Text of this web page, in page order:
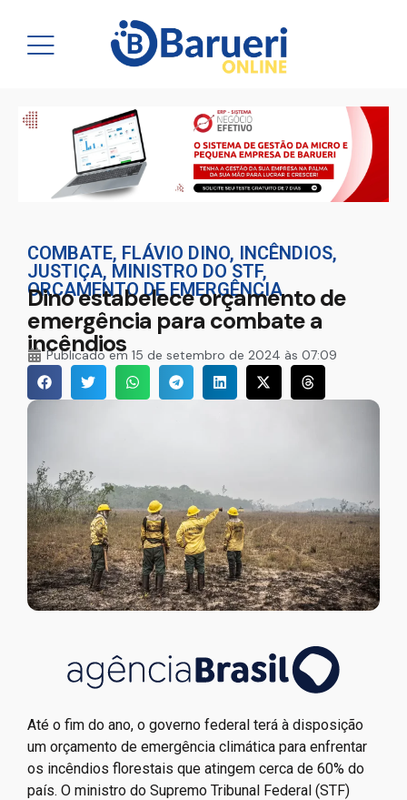
COMBATE, FLÁVIO DINO, INCÊNDIOS,
JUSTIÇA, MINISTRO DO STF,
ORÇAMENTO DE EMERGÊNCIA
Dino estabelece orçamento de
emergência para combate a
incêndios
Publicado em 15 de setembro de 2024 às 07:09
Até o fim do ano, o governo federal terá à disposição
um orçamento de emergência climática para enfrentar
os incêndios florestais que atingem cerca de 60% do
país. O ministro do Supremo Tribunal Federal (STF)